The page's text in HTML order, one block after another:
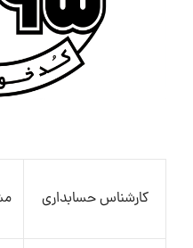
کارشناس حسابداری